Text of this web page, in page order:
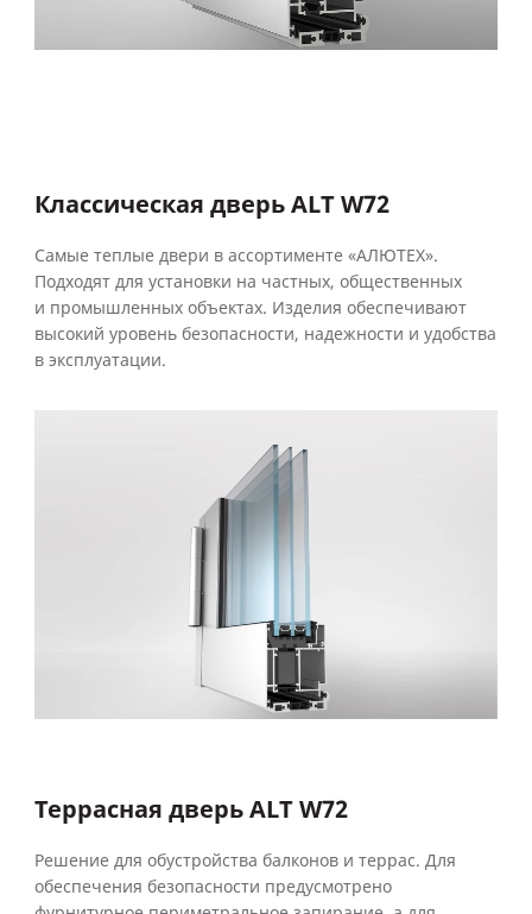
Классическая дверь ALT W72
Самые теплые двери в ассортименте «АЛЮТЕХ».
Подходят для установки на частных, общественных
и промышленных объектах. Изделия обеспечивают
высокий уровень безопасности, надежности и удобства
в эксплуатации.
Террасная дверь ALT W72
Решение для обустройства балконов и террас. Для
обеспечения безопасности предусмотрено